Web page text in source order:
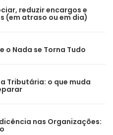
reduzir encargos e
(em atraso ou em dia)
o Nada se Torna Tudo
Tributária: o que muda
nas Organizações: